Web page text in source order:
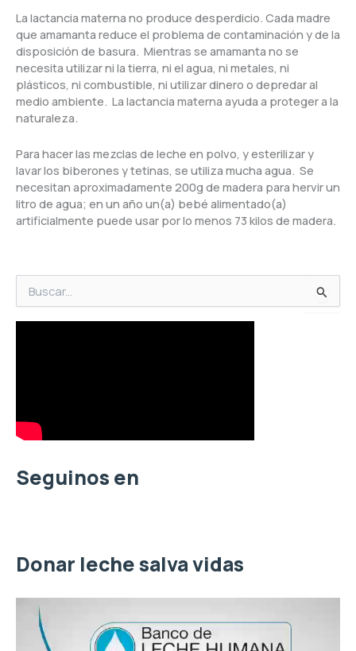
La lactancia materna no produce desperdicio. Cada madre
que amamanta reduce el problema de contaminación y de la
disposición de basura. Mientras se amamanta no se
necesita utilizar ni la tierra, ni el agua, ni metales, ni
plásticos, ni combustible, ni utilizar dinero o depredar al
medio ambiente. La lactancia materna ayuda a proteger a la
naturaleza.
Para hacer las mezclas de leche en polvo, y esterilizar y
lavar los biberones y tetinas, se utiliza mucha agua. Se
necesitan aproximadamente 200g de madera para hervir un
litro de agua; en un año un(a) bebé alimentado(a)
artificialmente puede usar por lo menos 73 kilos de madera.
u
s
r
:
Seguinos en
Donar leche salva vidas